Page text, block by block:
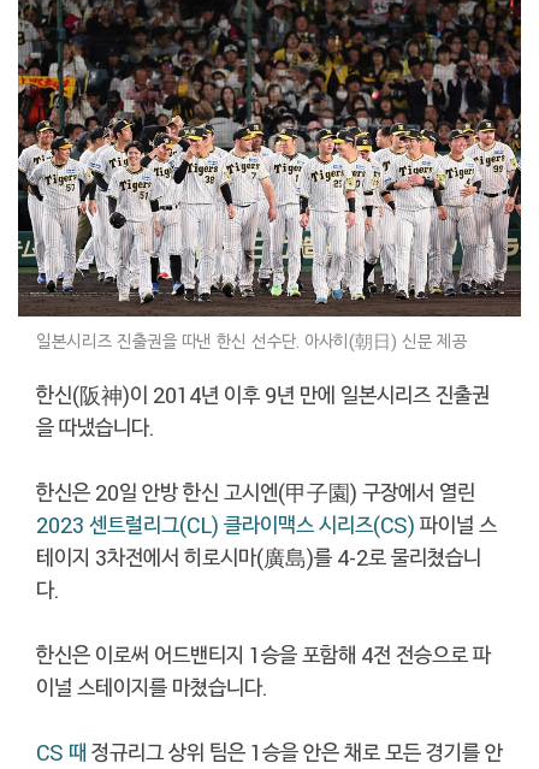
일본시리즈 진출권을 따낸 한신 선수단. 아사히(朝日) 신문 제공
한신(阪神)이 2014년 이후 9년 만에 일본시리즈 진출권
을 따냈습니다.
한신은 20일 안방 한신 고시엔(甲子園) 구장에서 열린
2023 센트럴리그(CL) 클라이맥스 시리즈(CS) 파이널 스
테이지 3차전에서 히로시마(廣島)를 4-2로 물리쳤습니
다.
한신은 이로써 어드밴티지 1승을 포함해 4전 전승으로 파
이널 스테이지를 마쳤습니다.
CS 때 정규리그 상위 팀은 1승을 안은 채로 모든 경기를 안